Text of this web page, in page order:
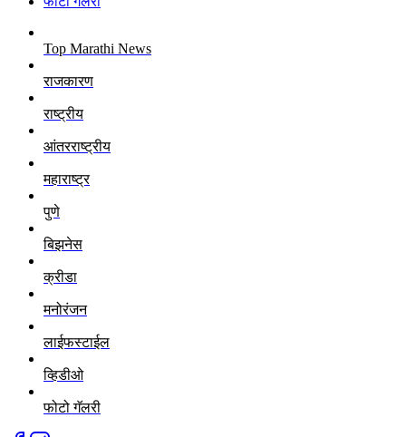
Top Marathi News
राजकारण
राष्ट्रीय
आंतरराष्ट्रीय
महाराष्ट्र
पुणे
बिझनेस
क्रीडा
मनोरंजन
लाईफस्टाईल
व्हिडीओ
फोटो गॅलरी